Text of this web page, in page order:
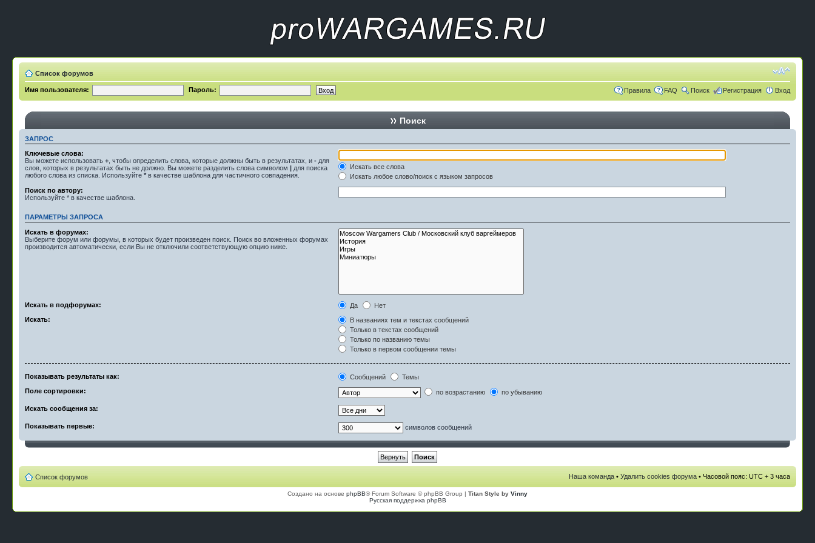
Список форумов
Правила FAQ Поиск Регистрация Вход
Имя пользователя: Пароль:
Поиск
ЗАПРОС
Ключевые слова:
Вы можете использовать + , чтобы определить слова, которые должны быть в результатах, и - для
слов, которых в результатах быть не должно. Вы можете разделить слова символом | для поиска
любого слова из списка. Используйте * в качестве шаблона для частичного совпадения.
Искать все слова
Искать любое слово/поиск с языком запросов
Поиск по автору:
Используйте * в качестве шаблона.
ПАРАМЕТРЫ ЗАПРОСА
Искать в форумах:
Выберите форум или форумы, в которых будет произведен поиск. Поиск во вложенных форумах
производится автоматически, если Вы не отключили соответствующую опцию ниже.
Искать в подфорумах: Да
Нет
Искать:
В названиях тем и текстах сообщений
Только в текстах сообщений
Только по названию темы
Только в первом сообщении темы
Показывать результаты как: Сообщений
Темы
Поле сортировки:
по возрастанию по убыванию
Искать сообщения за:
Показывать первые: символов сообщений
Список форумов Наша команда • Удалить cookies форума • Часовой пояс: UTC + 3 часа
Создано на основе phpBB® Forum Software © phpBB Group | Titan Style by Vinny
Русская поддержка phpBB